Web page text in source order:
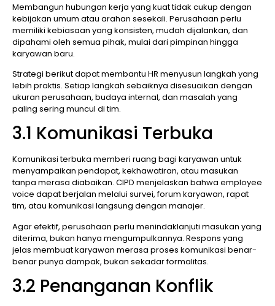
Membangun hubungan kerja yang kuat tidak cukup dengan
kebijakan umum atau arahan sesekali. Perusahaan perlu
memiliki kebiasaan yang konsisten, mudah dijalankan, dan
dipahami oleh semua pihak, mulai dari pimpinan hingga
karyawan baru.
Strategi berikut dapat membantu HR menyusun langkah yang
lebih praktis. Setiap langkah sebaiknya disesuaikan dengan
ukuran perusahaan, budaya internal, dan masalah yang
paling sering muncul di tim.
3.1 Komunikasi Terbuka
Komunikasi terbuka memberi ruang bagi karyawan untuk
menyampaikan pendapat, kekhawatiran, atau masukan
tanpa merasa diabaikan. CIPD menjelaskan bahwa employee
voice dapat berjalan melalui survei, forum karyawan, rapat
tim, atau komunikasi langsung dengan manajer.
Agar efektif, perusahaan perlu menindaklanjuti masukan yang
diterima, bukan hanya mengumpulkannya. Respons yang
jelas membuat karyawan merasa proses komunikasi benar-
benar punya dampak, bukan sekadar formalitas.
3.2 Penanganan Konflik